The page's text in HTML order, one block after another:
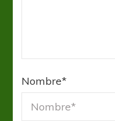
Nombre*